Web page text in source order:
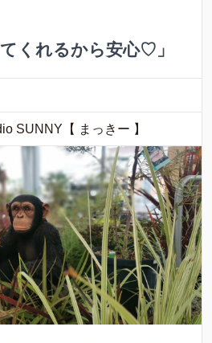
くれるから安心♡」
SUNNY【 まっきー 】